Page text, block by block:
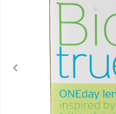
Previous